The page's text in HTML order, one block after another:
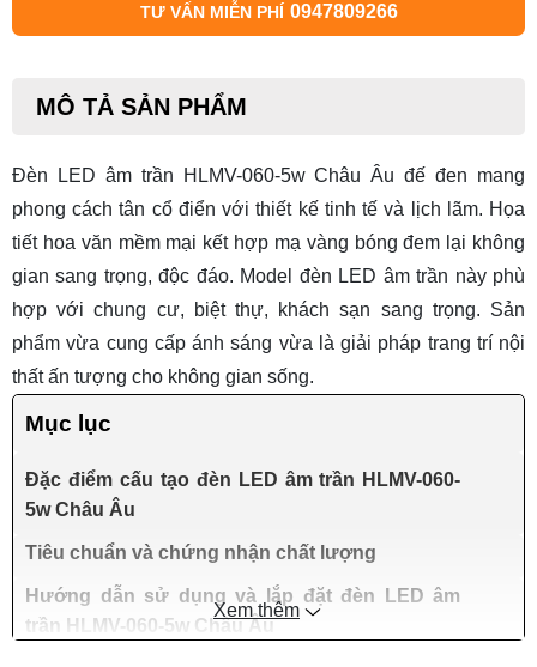
TƯ VẤN MIỄN PHÍ 0947809266
MÔ TẢ SẢN PHẨM
Đèn LED âm trần HLMV-060-5w Châu Âu đế đen mang
phong cách tân cổ điển với thiết kế tinh tế và lịch lãm. Họa
tiết hoa văn mềm mại kết hợp mạ vàng bóng đem lại không
gian sang trọng, độc đáo. Model đèn LED âm trần này phù
hợp với chung cư, biệt thự, khách sạn sang trọng. Sản
phẩm vừa cung cấp ánh sáng vừa là giải pháp trang trí nội
thất ấn tượng cho không gian sống.
Mục lục
Đặc điểm cấu tạo đèn LED âm trần HLMV-060-
5w Châu Âu
Tiêu chuẩn và chứng nhận chất lượng
Hướng dẫn sử dụng và lắp đặt đèn LED âm
trần HLMV-060-5w Châu Âu
Xem thêm